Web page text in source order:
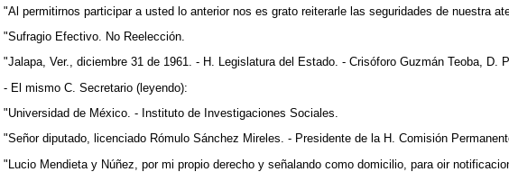
"Al permitirnos participar a usted lo anterior nos es grato reiterarle las seguridades de nuestra
"Sufragio Efectivo. No Reelección.
"Jalapa, Ver., diciembre 31 de 1961. - H. Legislatura del Estado. - Crisóforo Guzmán Teoba, D.
- El mismo C. Secretario (leyendo):
"Universidad de México. - Instituto de Investigaciones Sociales.
"Señor diputado, licenciado Rómulo Sánchez Mireles. - Presidente de la H. Comisión
"Lucio Mendieta y Núñez, por mi propio derecho y señalando como domicilio, para oir